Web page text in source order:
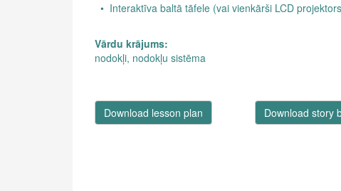
• Interaktīva baltā tāfele (vai vienkārši LCD
Vārdu krājums:
nodokļi, nodokļu sistēma
Download lesson plan Download story